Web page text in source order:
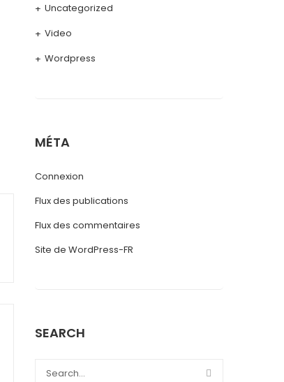
Uncategorized
Video
Wordpress
MÉTA
Connexion
Flux des publications
Flux des commentaires
Site de WordPress-FR
SEARCH